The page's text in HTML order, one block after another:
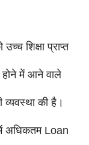
शिक्षा प्राप्त
में आने वाले
व्यवस्था की है।
अधिकतम Loan